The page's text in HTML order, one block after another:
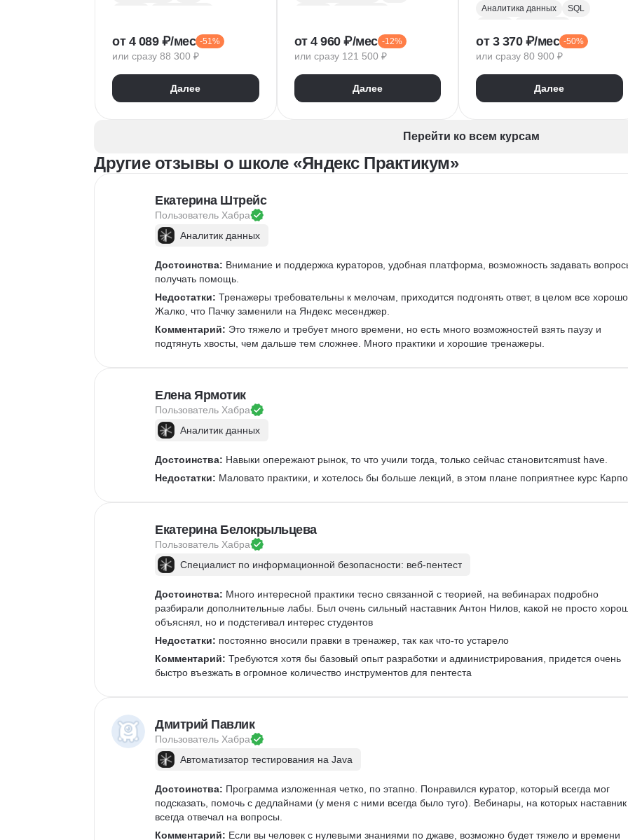
Парсинг
Keras
Машинное обучение
Нейронные сети
Pandas
Очистка данных
Извлечение данных
Аналитика данных
от 4 089 ₽/мес -51%
или сразу 88 300 ₽
Далее
MatPlotLib
NumPy
Pandas
Google Таблицы
от 4 960 ₽/мес -12%
или сразу 121 500 ₽
Далее
Аналитика данных
SQL
Алгоритмы и структуры данных
Power BI
Tableau
Microsoft Excel
Юнит-экономика
от 3 370 ₽/мес -50%
или сразу 80 900 ₽
Далее
Перейти ко всем курсам
Другие отзывы о школе «Яндекс Практикум»
Екатерина Штрейс
Пользователь Хабра
Аналитик данных
Достоинства: Внимание и поддержка кураторов, удобная платформа, возможность задавать
получать помощь.
Недостатки: Тренажеры требовательны к мелочам, приходится подгонять ответ, в целом все
Жалко, что Пачку заменили на Яндекс месенджер.
Комментарий: Это тяжело и требует много времени, но есть много возможностей взять паузу и
подтянуть хвосты, чем дальше тем сложнее. Много практики и хорошие тренажеры.
Елена Ярмотик
Пользователь Хабра
Аналитик данных
Достоинства: Навыки опережают рынок, то что учили тогда, только сейчас становитсяmust have.
Недостатки: Маловато практики, и хотелось бы больше лекций, в этом плане поприятнее курс
Екатерина Белокрыльцева
Пользователь Хабра
Специалист по информационной безопасности: веб-пентест
Достоинства: Много интересной практики тесно связанной с теорией, на вебинарах подробно
разбирали дополнительные лабы. Был очень сильный наставник Антон Нилов, какой не просто
объяснял, но и подстегивал интерес студентов
Недостатки: постоянно вносили правки в тренажер, так как что-то устарело
Комментарий: Требуются хотя бы базовый опыт разработки и администрирования, придется очень
быстро въезжать в огромное количество инструментов для пентеста
Дмитрий Павлик
Пользователь Хабра
Автоматизатор тестирования на Java
Достоинства: Программа изложенная четко, по этапно. Понравился куратор, который всегда мог
подсказать, помочь с дедлайнами (у меня с ними всегда было туго). Вебинары, на которых
всегда отвечал на вопросы.
Комментарий: Если вы человек с нулевыми знаниями по джаве, возможно будет тяжело и времени